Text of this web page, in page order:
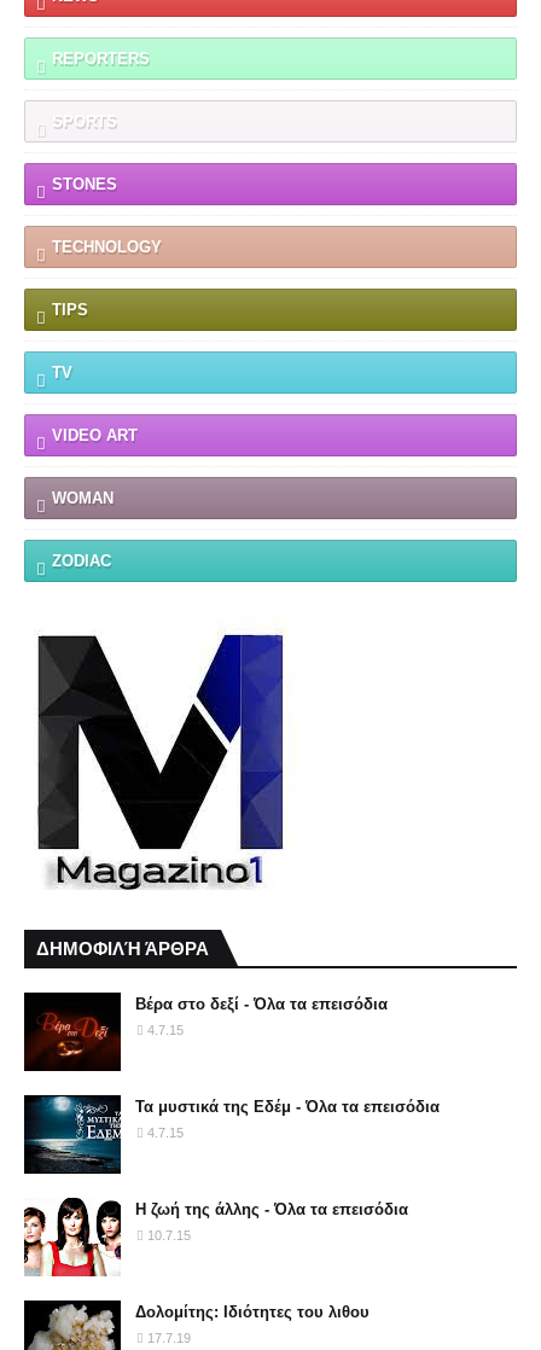
REPORTERS
SPORTS
STONES
TECHNOLOGY
TIPS
TV
VIDEO ART
WOMAN
ZODIAC
ΔΗΜΟΦΙΛΉ ΆΡΘΡΑ
Βέρα στο δεξί - Όλα τα επεισόδια
4.7.15
Τα μυστικά της Εδέμ - Όλα τα επεισόδια
4.7.15
Η ζωή της άλλης - Όλα τα επεισόδια
10.7.15
Δολομίτης: Ιδιότητες του λιθου
17.7.19